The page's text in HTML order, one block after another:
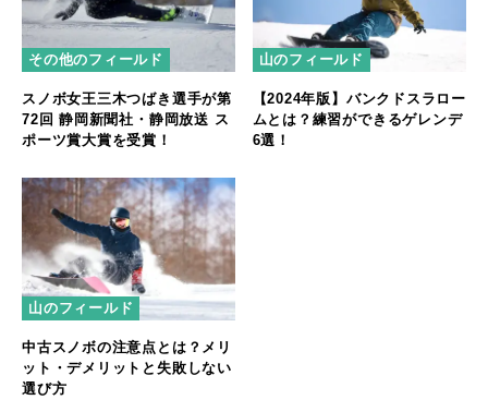
その他のフィールド
スノボ女王三木つばき選手が第
72回 静岡新聞社・静岡放送 ス
ポーツ賞大賞を受賞！
山のフィールド
【2024年版】バンクドスラロー
ムとは？練習ができるゲレンデ
6選！
山のフィールド
中古スノボの注意点とは？メリ
ット・デメリットと失敗しない
選び方